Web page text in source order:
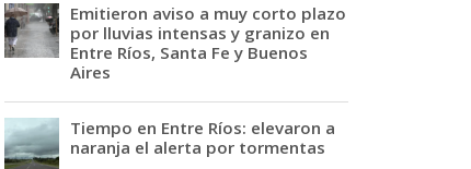
Emitieron aviso a muy corto plazo
por lluvias intensas y granizo en
Entre Ríos, Santa Fe y Buenos
Aires
Tiempo en Entre Ríos: elevaron a
naranja el alerta por tormentas